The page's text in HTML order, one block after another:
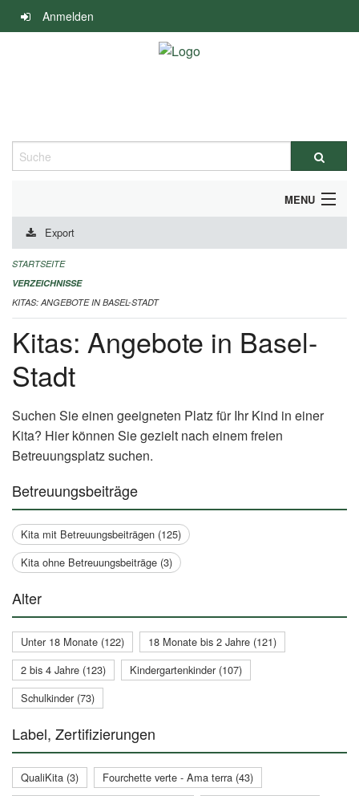
Navigation
überspringen
Anmelden
Suche
MENU
ALLGEMEINE INFORMATIONEN
IMPRESSUM
Export
STARTSEITE
VERZEICHNISSE
KITAS: ANGEBOTE IN BASEL-STADT
Kitas: Angebote in Basel-
Stadt
Suchen Sie einen geeigneten Platz für Ihr Kind in einer
Kita? Hier können Sie gezielt nach einem freien
Betreuungsplatz suchen.
Betreuungsbeiträge
Kita mit Betreuungsbeiträgen (125)
Kita ohne Betreuungsbeiträge (3)
Alter
Unter 18 Monate (122)
18 Monate bis 2 Jahre (121)
2 bis 4 Jahre (123)
Kindergartenkinder (107)
Schulkinder (73)
Label, Zertifizierungen
QualiKita (3)
Fourchette verte - Ama terra (43)